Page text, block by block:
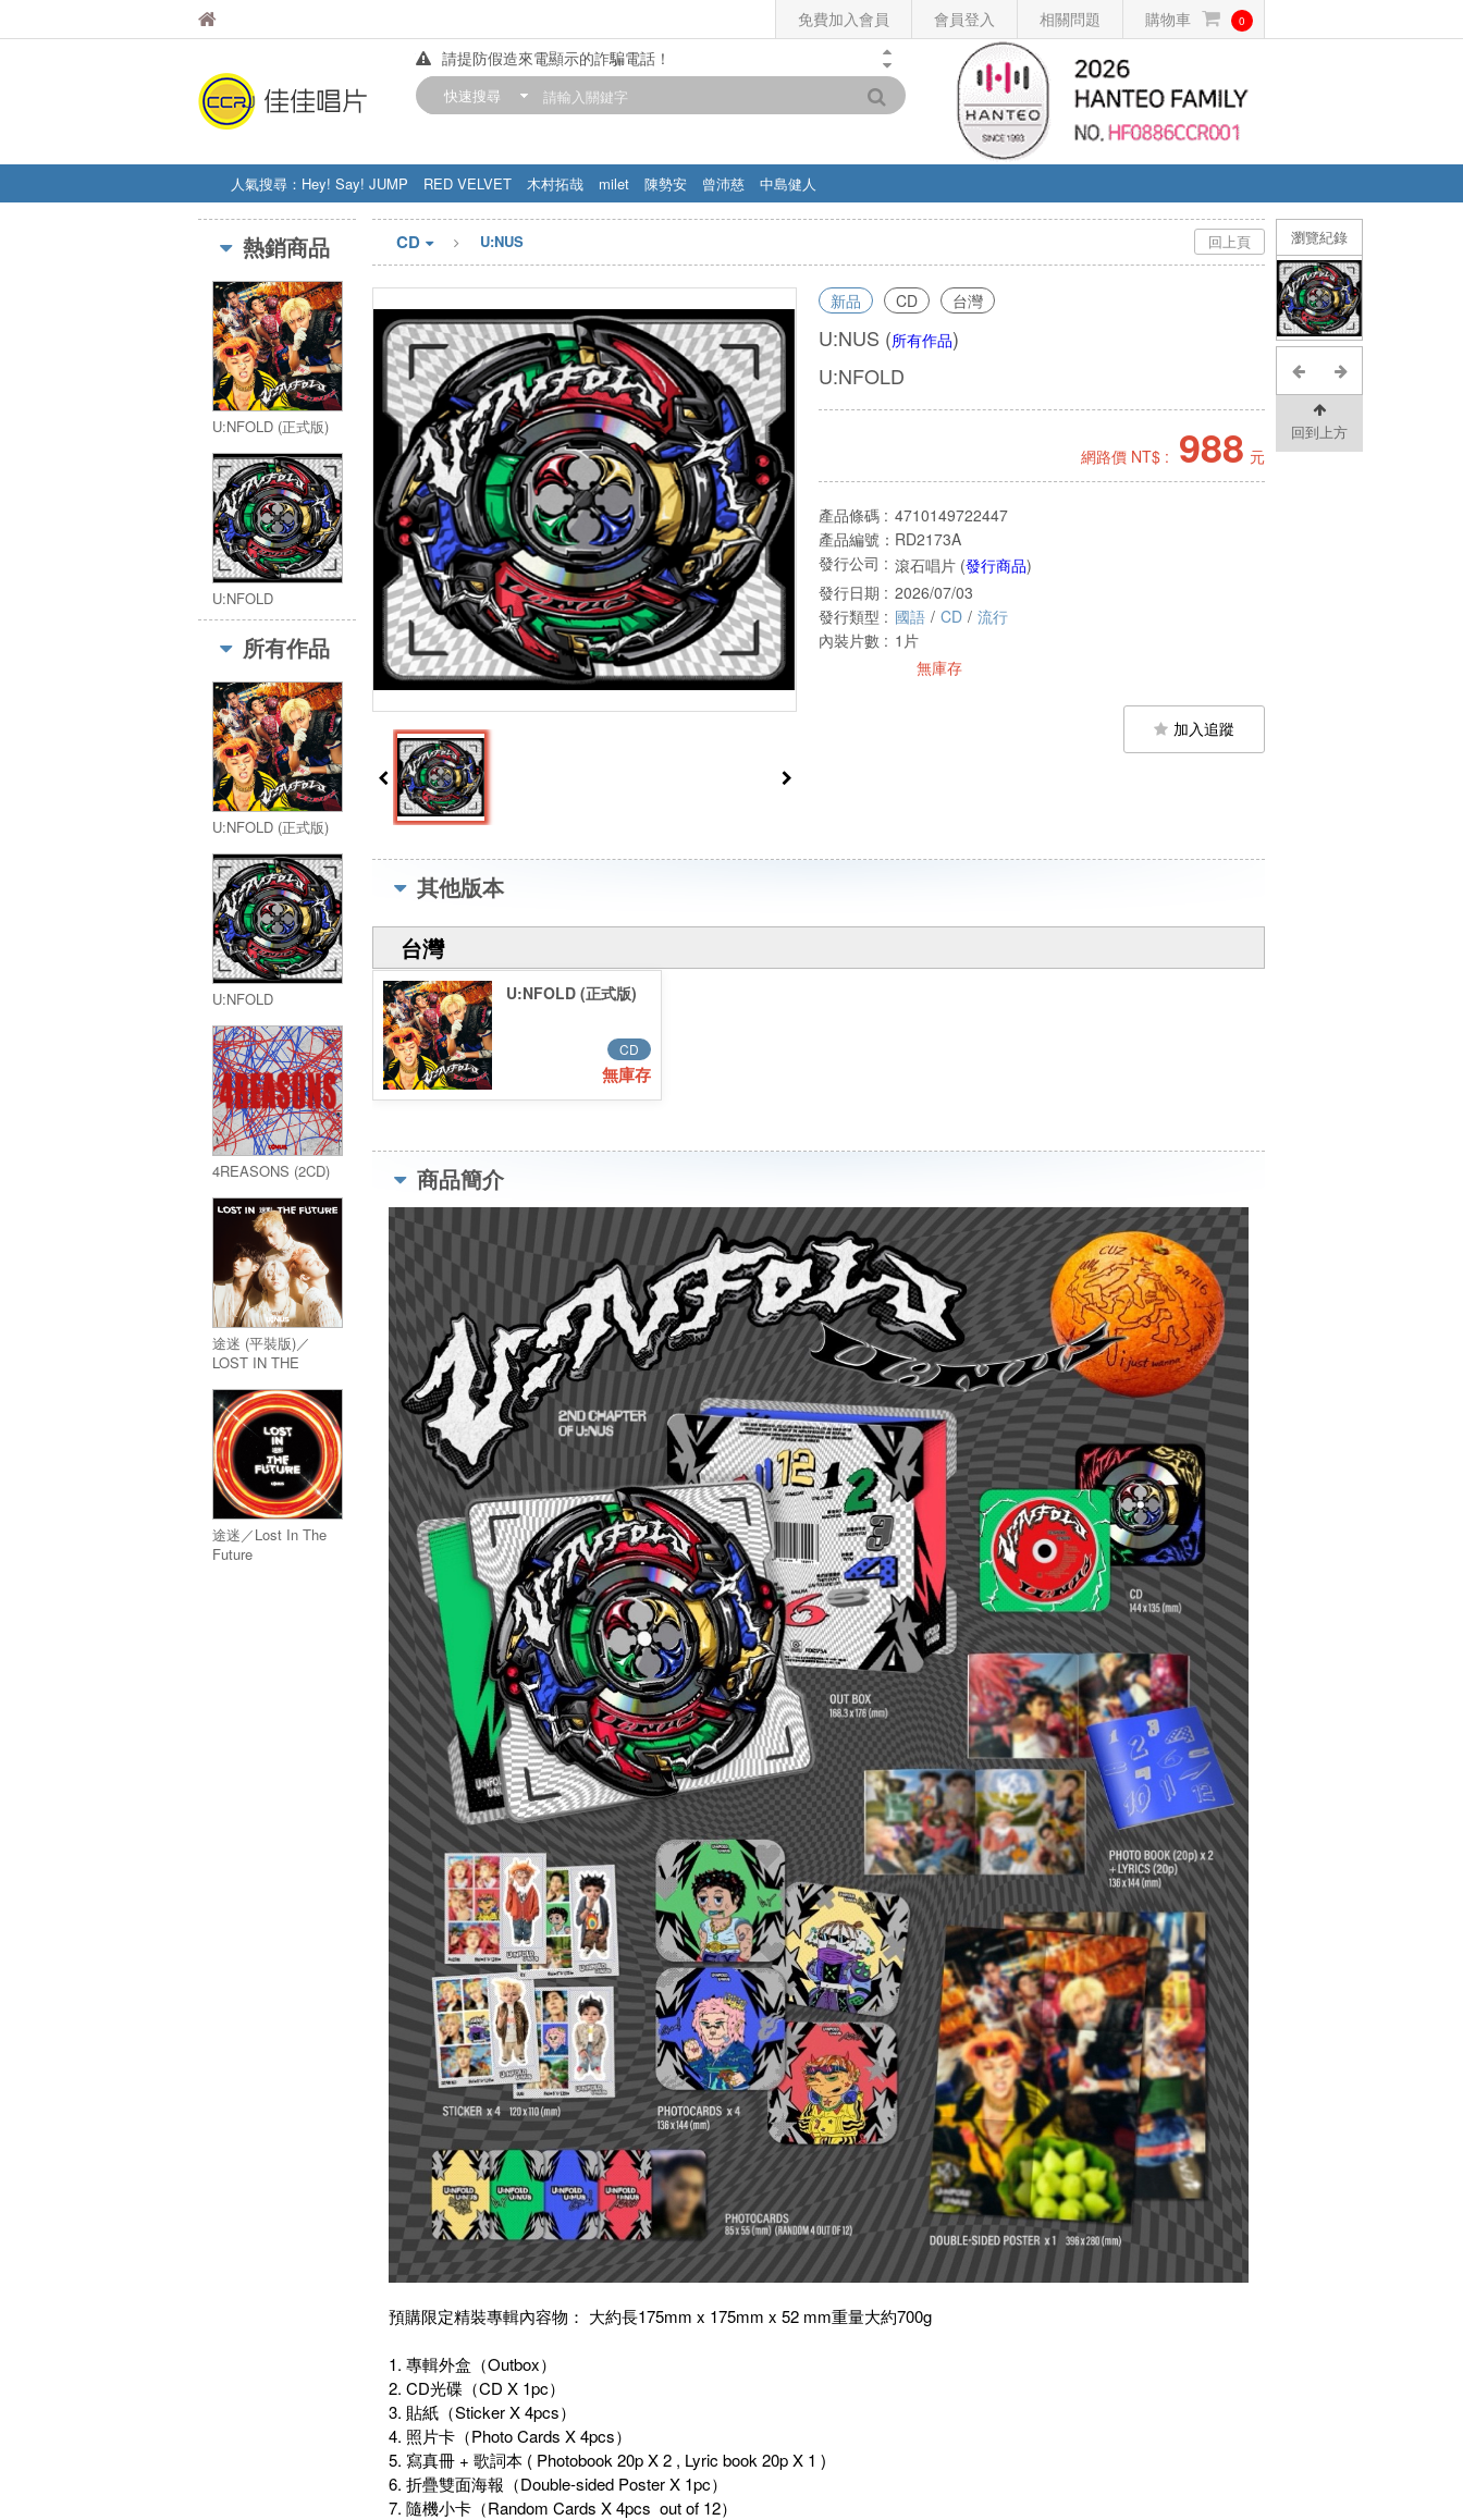
免費加入會員 會員登入 相關問題 購物車 0
佳佳唱片
請提防假造來電顯示的詐騙電話！
【中華門市營業時間調整公告】
快速搜尋
人氣搜尋： Hey! Say! JUMP RED VELVET 木村拓哉 milet 陳勢安 曾沛慈
中島健人
STRAY KIDS
盧廣仲 周杰伦
瀏覽紀錄
回到上方
熱銷商品
U:NFOLD (正式版)
U:NFOLD
所有作品
U:NFOLD (正式版)
U:NFOLD
4REASONS (2CD)
途迷 (平裝版)／
LOST IN THE
途迷／Lost In The
Future
回上頁
CD U:NUS
新品 CD 台灣
U:NUS (所有作品)
U:NFOLD
網路價 NT$ : 988 元
產品條碼 : 4710149722447
產品編號： RD2173A
發行公司 : 滾石唱片 (發行商品)
發行日期 : 2026/07/03
發行類型 : 國語 / CD / 流行
內裝片數 : 1片
無庫存
加入追蹤
其他版本
台灣
U:NFOLD (正式版)
CD
無庫存
商品簡介
預購限定精裝專輯內容物： 大約長175mm x 175mm x 52 mm重量大約700g
1. 專輯外盒（Outbox）
2. CD光碟（CD X 1pc）
3. 貼紙（Sticker X 4pcs）
4. 照片卡（Photo Cards X 4pcs）
5. 寫真冊 + 歌詞本 ( Photobook 20p X 2 , Lyric book 20p X 1 )
6. 折疊雙面海報（Double-sided Poster X 1pc）
7. 隨機小卡（Random Cards X 4pcs out of 12）